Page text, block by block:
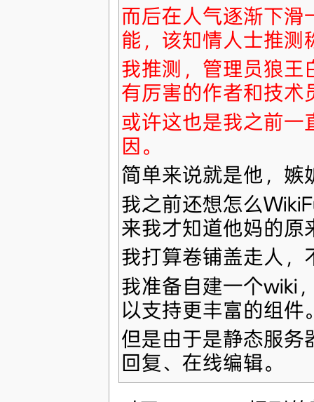
而后在人气逐渐下滑
能，该知情人士推测
我推测，管理员狼王
有厉害的作者和技术
或许这也是我之前一
因。
简单来说就是他，嫉
我之前还想怎么
来我才知道他妈的原
我打算卷铺盖走人，
我准备自建一个wiki
以支持更丰富的组件
但是由于是静态服务
回复、在线编辑。